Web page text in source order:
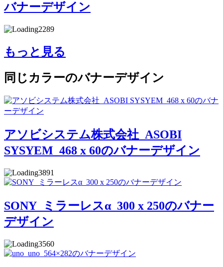
バナーデザイン
2289
もっと見る
同じカラーのバナーデザイン
アソビシステム株式会社_ASOBI
SYSYEM_468 x 60のバナーデザイン
3891
SONY_ミラーレスα_300 x 250のバナー
デザイン
3560